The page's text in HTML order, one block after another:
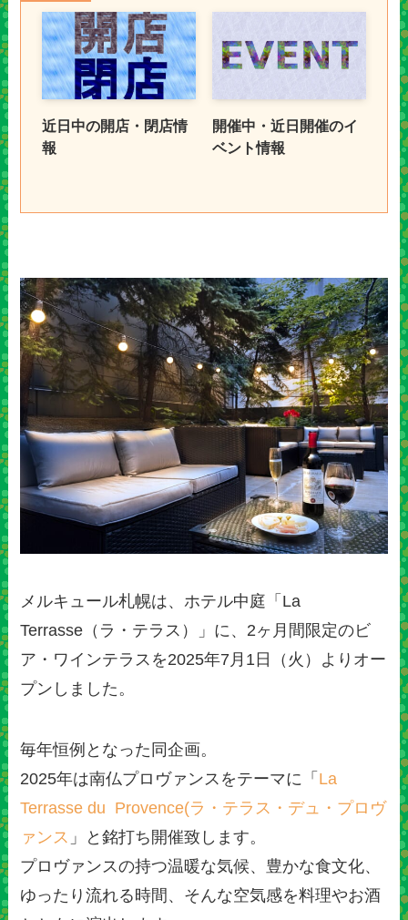
近日中の開店・閉店情
報
開催中・近日開催のイ
ベント情報
メルキュール札幌は、ホテル中庭「La
Terrasse（ラ・テラス）」に、2ヶ月間限定のビ
ア・ワインテラスを2025年7月1日（火）よりオー
プンしました。
毎年恒例となった同企画。
2025年は南仏プロヴァンスをテーマに「 La
Terrasse du Provence(ラ・テラス・デュ・プロヴ
ァンス 」と銘打ち開催致します。
プロヴァンスの持つ温暖な気候、豊かな食文化、
ゆったり流れる時間、そんな空気感を料理やお酒